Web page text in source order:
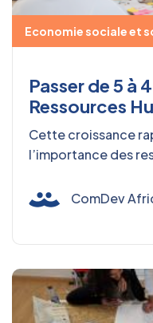
Economie sociale et
Passer de 5 à
Ressources
organisations
Cette croissance
l’importance des
comme véritable
ComDev